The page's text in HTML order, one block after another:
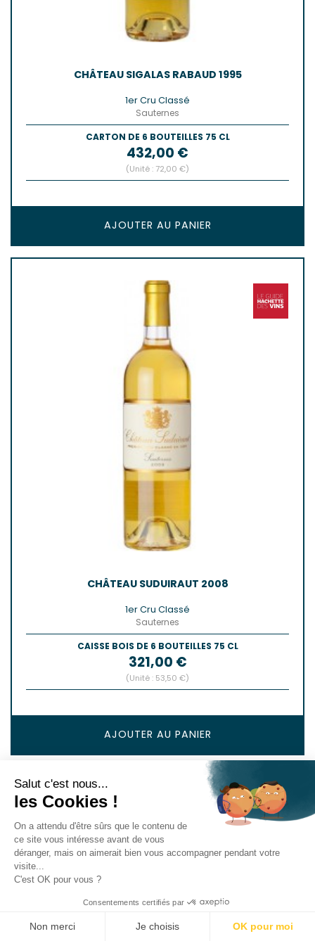
CHÂTEAU SIGALAS RABAUD 1995
1er Cru Classé
Sauternes
CARTON DE 6 BOUTEILLES 75 CL
Prix
432,00 €
(Unité : 72,00 €)
AJOUTER AU PANIER
CHÂTEAU SUDUIRAUT 2008
1er Cru Classé
Sauternes
CAISSE BOIS DE 6 BOUTEILLES 75 CL
Prix
321,00 €
(Unité : 53,50 €)
AJOUTER AU PANIER
Salut c'est nous...
les Cookies !
On a attendu d'être sûrs que le contenu de
ce site vous intéresse avant de vous
déranger, mais on aimerait bien vous accompagner pendant votre
visite...
C'est OK pour vous ?
Consentements certifiés par
Non merci Je choisis OK pour moi